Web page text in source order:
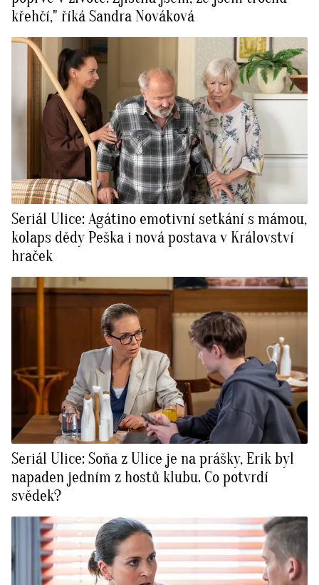
křehčí," říká Sandra Nováková
Seriál Ulice: Agátino emotivní setkání s mámou,
kolaps dědy Peška i nová postava v Království
hraček
Seriál Ulice: Soňa z Ulice je na prášky, Erik byl
napaden jedním z hostů klubu. Co potvrdí
svědek?